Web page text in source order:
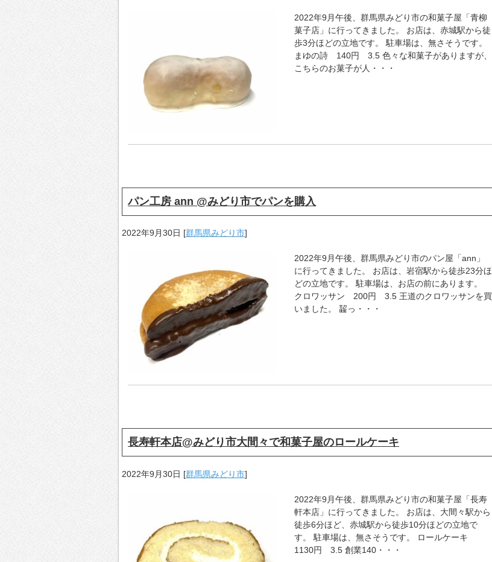
2022年9月午後、群馬県みどり市の和菓子屋「青柳
菓子店」に行ってきました。 お店は、赤城駅から徒
歩3分ほどの立地です。 駐車場は、無さそうです。
まゆの詩 140円 3.5 色々な和菓子がありますが、
こちらのお菓子が人・・・
パン工房 ann @みどり市でパンを購入
2022年9月30日 [群馬県みどり市]
2022年9月午後、群馬県みどり市のパン屋「ann」
に行ってきました。 お店は、岩宿駅から徒歩23分ほ
どの立地です。 駐車場は、お店の前にあります。
クロワッサン 200円 3.5 王道のクロワッサンを買
いました。 齧っ・・・
長寿軒本店@みどり市大間々で和菓子屋のロールケーキ
2022年9月30日 [群馬県みどり市]
2022年9月午後、群馬県みどり市の和菓子屋「長寿
軒本店」に行ってきました。 お店は、大間々駅から
徒歩6分ほど、赤城駅から徒歩10分ほどの立地で
す。 駐車場は、無さそうです。 ロールケーキ
1130円 3.5 創業140・・・